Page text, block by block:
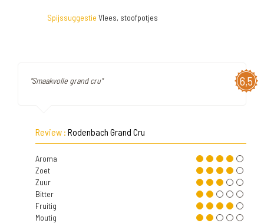
Spijssuggestie Vlees, stoofpotjes
6,5
"Smaakvolle grand cru"
Review : Rodenbach Grand Cru
Aroma
Zoet
Zuur
Bitter
Fruitig
Moutig